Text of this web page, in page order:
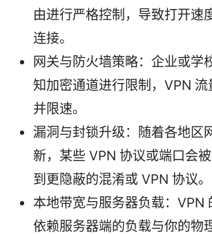
由进行严格控制，导致打开速
连接。
网关与防火墙策略：企业或学
知加密通道进行限制，VPN 流
并限速。
漏洞与封锁升级：随着各地区
新，某些 VPN 协议或端口会
到更隐蔽的混淆或 VPN 协议。
本地带宽与服务器负载：VPN
依赖服务器端的负载与你的物